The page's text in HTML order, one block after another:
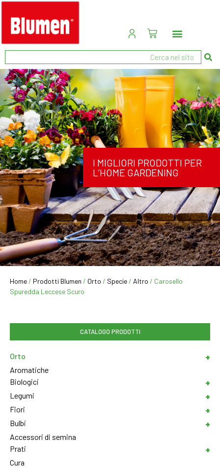
I MIGLIORI PRODOTTI PER
L’HOME GARDENING
Home / Prodotti Blumen / Orto / Specie / Altro / Carosello
Spuredda Leccese Scuro
CATALOGO PRODOTTI
Orto
Aromatiche
Biologici
Legumi
Fiori
Bulbi
Accessori di semina
Prati
Cura